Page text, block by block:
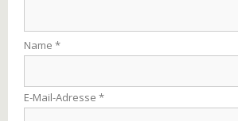
Name *
E-Mail-Adresse *